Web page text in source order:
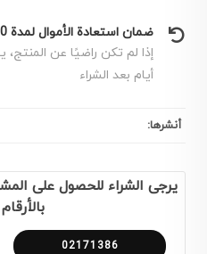
ضمان استعادة الأموال لمدة 10 أيام
إذا لم تكن راضيًا عن
أيام بعد الشراء
أنشرها:
يرجى الشراء للحصول على
02171386